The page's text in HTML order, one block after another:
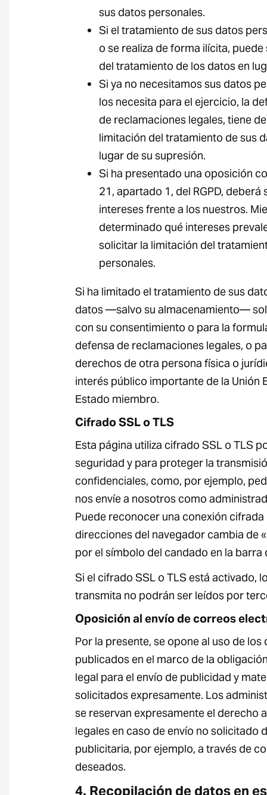
sus datos personales.
Si el tratamiento de sus datos
o se realiza de forma ilícita,
del tratamiento de los datos en
Si ya no necesitamos sus datos
los necesita para el ejercicio, la
de reclamaciones legales, tiene
limitación del tratamiento de sus
lugar de su supresión.
Si ha presentado una oposición
21, apartado 1, del RGPD, deberá
intereses frente a los nuestros.
determinado qué intereses
solicitar la limitación del
personales.
Si ha limitado el tratamiento de sus
datos —salvo su almacenamiento—
con su consentimiento o para la
defensa de reclamaciones legales, o
derechos de otra persona física o
interés público importante de la Unión
Estado miembro.
Cifrado SSL o TLS
Esta página utiliza cifrado SSL o TLS
seguridad y para proteger la
confidenciales, como, por ejemplo,
nos envíe a nosotros como
Puede reconocer una conexión
direcciones del navegador cambia de
por el símbolo del candado en la barra
Si el cifrado SSL o TLS está activado,
transmita no podrán ser leídos por
Oposición al envío de correos
Por la presente, se opone al uso de
publicados en el marco de la
legal para el envío de publicidad y
solicitados expresamente. Los
se reservan expresamente el derecho
legales en caso de envío no solicitado
publicitaria, por ejemplo, a través de
deseados.
4. Recopilación de datos en